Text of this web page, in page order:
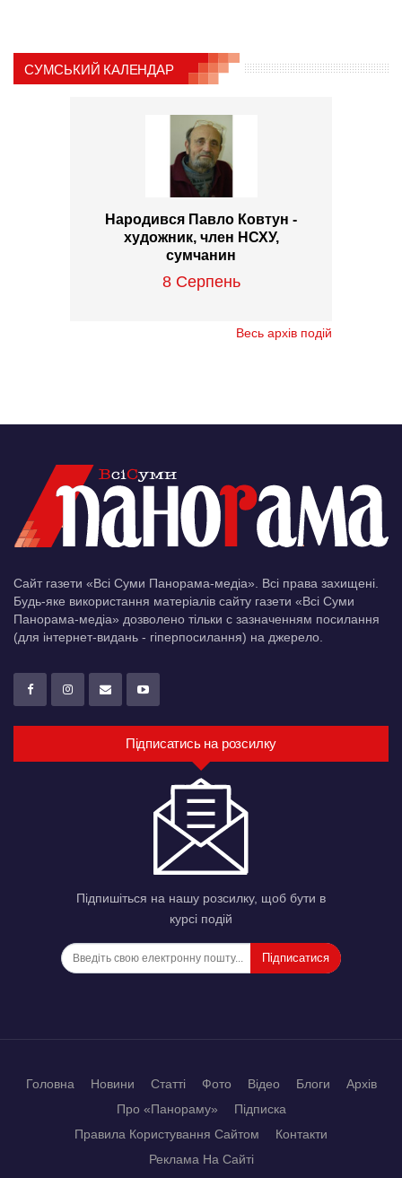
СУМСЬКИЙ КАЛЕНДАР
Народився Павло Ковтун -
художник, член НСХУ,
сумчанин
8 Серпень
Весь архів подій
Сайт газети «Всі Суми Панорама-медіа». Всі права захищені.
Будь-яке використання матеріалів сайту газети «Всі Суми
Панорама-медіа» дозволено тільки c зазначенням посилання
(для інтернет-видань - гіперпосилання) на джерело.
Підписатись на розсилку
Підпишіться на нашу розсилку, щоб бути в
курсі подій
Підписатися
Головна Новини Статті Фото Відео Блоги
Архів
Про «Панораму»
Підписка
Правила Користування Сайтом
Контакти
Реклама На Сайті